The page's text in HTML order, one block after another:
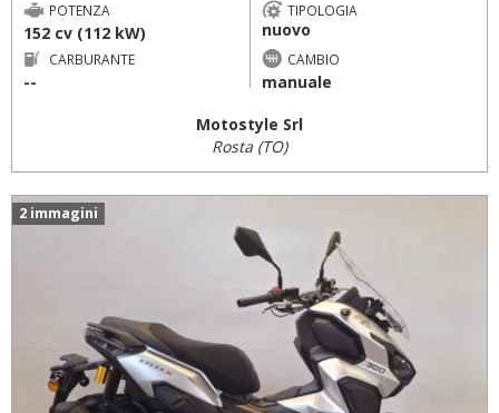
POTENZA
152 cv (112 kW)
TIPOLOGIA
nuovo
CARBURANTE
--
CAMBIO
manuale
Motostyle Srl
Rosta (TO)
2 immagini